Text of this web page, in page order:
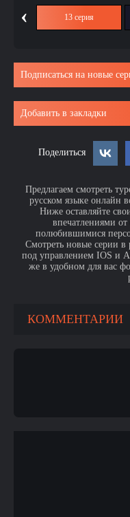
‹ 13 серия
Подписаться на новые
Добавить в закладки
Поделиться
Предлагаем смотреть
русском языке онлайн
Ниже оставляйте
впечатлениями
полюбившимися
Смотреть новые серии в
под управлением IOS и
же в удобном для вас
КОММЕНТАРИИ